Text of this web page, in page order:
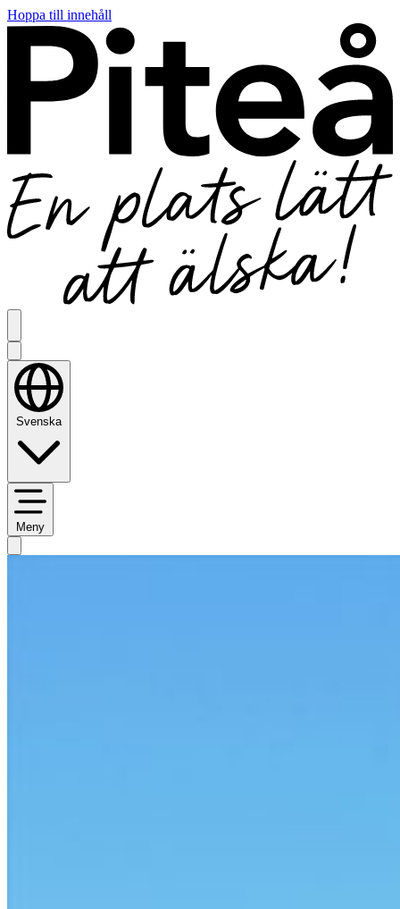
Hoppa till innehåll
Svenska
Meny